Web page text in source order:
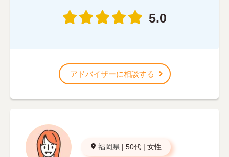
5.0
アドバイザーに相談する
福岡県 | 50代 | 女性